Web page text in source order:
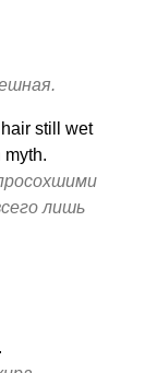
still wet
лишь